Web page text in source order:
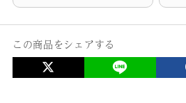
この商品をシェアする